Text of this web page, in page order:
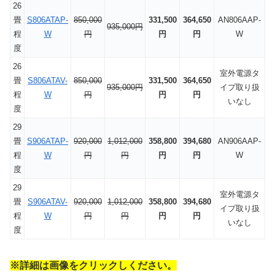
26
畳
程
度
S806ATAP-
W
850,000
円
935,000円
331,500
円
364,650
円
AN806AAP-
W
26
畳
程
度
S806ATAV-
W
850,000
円
935,000円
331,500
円
364,650
円
室外電源タ
イプ取り扱
いなし
29
畳
程
度
S906ATAP-
W
920,000
円
1,012,000
円
358,800
円
394,680
円
AN906AAP-
W
29
畳
程
度
S906ATAV-
W
920,000
円
1,012,000
円
358,800
円
394,680
円
室外電源タ
イプ取り扱
いなし
※詳細は画像をクリックしください。